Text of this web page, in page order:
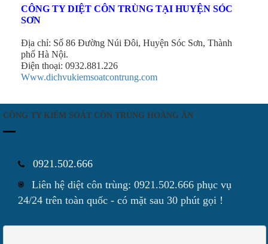
CÔNG TY DIỆT CÔN TRÙNG TẠI HUYỆN SÓC
SƠN
Địa chỉ: Số 86 Đường Núi Đôi, Huyện Sóc Sơn, Thành
phố Hà Nội.
Điện thoại: 0932.881.226
Www.dichvukiemsoatcontrung.com
CÔNG TY KIỂM SOÁT CÔN TRÙNG HOÀNG ÂN
0921.502.666
Liên hệ diệt côn trùng: 0921.502.666 phục vụ
24/24 trên toàn quốc - có mặt sau 30 phút gọi !